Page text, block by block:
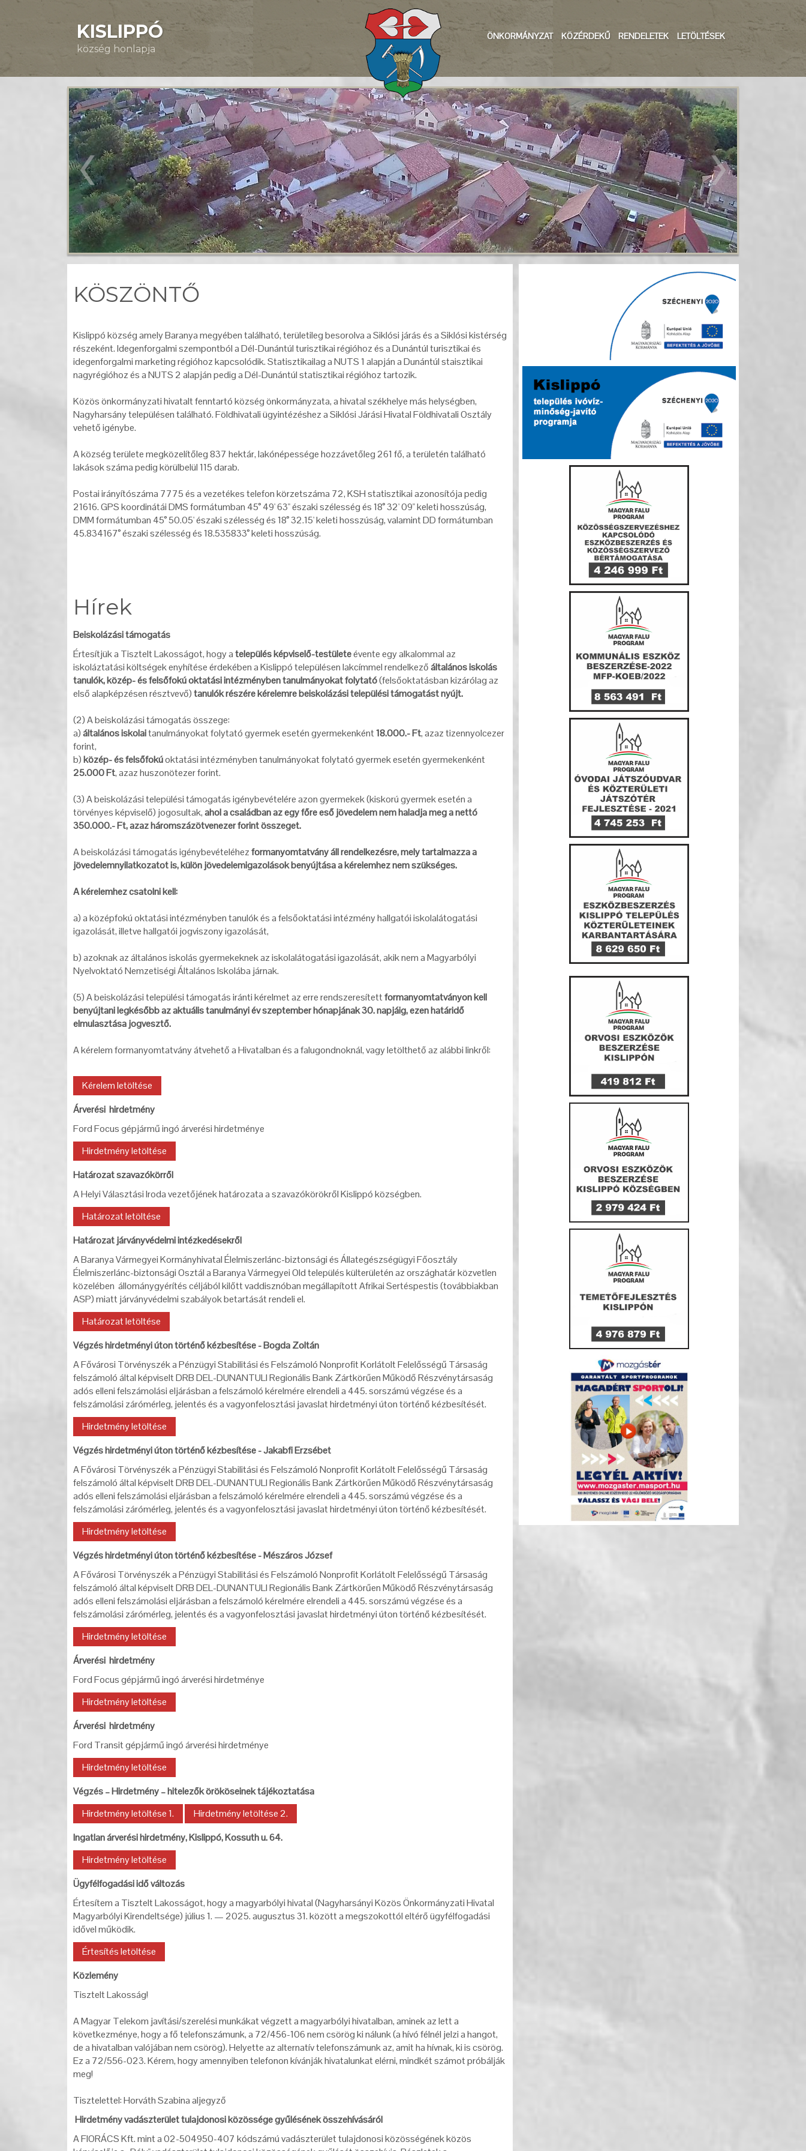
KISLIPPÓ
község honlapja
ÖNKORMÁNYZAT KÖZÉRDEKŰ RENDELETEK LETÖLTÉSEK
KÖSZÖNTŐ
Kislippó község amely Baranya megyében található, területileg besorolva a Siklósi járás és a Siklósi kistérség
részeként. Idegenforgalmi szempontból a Dél-Dunántúl turisztikai régióhoz és a Dunántúl turisztikai és
idegenforgalmi marketing régióhoz kapcsolódik. Statisztikailag a NUTS 1 alapján a Dunántúl staisztikai
nagyrégióhoz és a NUTS 2 alapján pedig a Dél-Dunántúl statisztikai régióhoz tartozik.
Közös önkormányzati hivatalt fenntartó község önkormányzata, a hivatal székhelye más helységben,
Nagyharsány településen található. Földhivatali ügyintézéshez a Siklósi Járási Hivatal Földhivatali Osztály
vehető igénybe.
A község területe megközelítőleg 837 hektár, lakónépessége hozzávetőleg 261 fő, a területén található
lakások száma pedig körülbelül 115 darab.
Postai irányítószáma 7775 és a vezetékes telefon körzetszáma 72, KSH statisztikai azonosítója pedig
21616. GPS koordinátái DMS formátumban 45° 49' 63" északi szélesség és 18° 32' 09" keleti hosszúság,
DMM formátumban 45° 50.05' északi szélesség és 18° 32.15' keleti hosszúság, valamint DD formátumban
45.834167° északi szélesség és 18.535833° keleti hosszúság.
Hírek
Beiskolázási támogatás
Értesítjük a Tisztelt Lakosságot, hogy atelepülés képviselő-testületeévente egy alkalommal az
iskoláztatási költségek enyhítése érdekében a Kislippó településen lakcímmel rendelkezőáltalános iskolás
tanulók, közép- és felsőfokú oktatási intézményben tanulmányokat folytató(felsőoktatásban kizárólag az
első alapképzésen résztvevő)tanulók részére kérelemre beiskolázási települési támogatást nyújt.
(2) A beiskolázási támogatás összege:
a)általános iskolaitanulmányokat folytató gyermek esetén gyermekenként18.000.- Ft, azaz tizennyolcezer
forint,
b)közép- és felsőfokúoktatási intézményben tanulmányokat folytató gyermek esetén gyermekenként
25.000 Ft, azaz huszonötezer forint.
(3) A beiskolázási települési támogatás igénybevételére azon gyermekek (kiskorú gyermek esetén a
törvényes képviselő) jogosultak,ahol a családban az egy főre eső jövedelem nem haladja meg a nettó
350.000.- Ft, azaz háromszázötvenezer forint összeget.
A beiskolázási támogatás igénybevételéhezformanyomtatvány áll rendelkezésre, mely tartalmazza a
jövedelemnyilatkozatot is, külön jövedelemigazolások benyújtása a kérelemhez nem szükséges.
A kérelemhez csatolni kell:
a) a középfokú oktatási intézményben tanulók és a felsőoktatási intézmény hallgatói iskolalátogatási
igazolását, illetve hallgatói jogviszony igazolását,
b) azoknak az általános iskolás gyermekeknek az iskolalátogatási igazolását, akik nem a Magyarbólyi
Nyelvoktató Nemzetiségi Általános Iskolába járnak.
(5) A beiskolázási települési támogatás iránti kérelmet az erre rendszeresítettformanyomtatványon kell
benyújtani legkésőbb az aktuális tanulmányi év szeptember hónapjának 30. napjáig, ezen határidő
elmulasztása jogvesztő.
A kérelem formanyomtatvány átvehető a Hivatalban és a falugondnoknál, vagy letölthető az alábbi linkről:
Kérelem letöltése
Árverési hirdetmény
Ford Focus gépjármű ingó árverési hirdetménye
Hirdetmény letöltése
Határozat szavazókörről
A Helyi Választási Iroda vezetőjének határozata a szavazókörökről Kislippó községben.
Határozat letöltése
Határozat járványvédelmi intézkedésekről
A Baranya Vármegyei Kormányhivatal Élelmiszerlánc-biztonsági és Állategészségügyi Főosztály
Élelmiszerlánc-biztonsági Osztál a Baranya Vármegyei Old település külterületén az országhatár közvetlen
közelében állománygyérítés céljából kilőtt vaddisznóban megállapított Afrikai Sertéspestis (továbbiakban
ASP) miatt járványvédelmi szabályok betartását rendeli el.
Határozat letöltése
Végzés hirdetményi úton történő kézbesítése - Bogda Zoltán
A Fővárosi Törvényszék a Pénzügyi Stabilitási és Felszámoló Nonprofit Korlátolt Felelősségű Társaság
felszámoló által képviselt DRB DEL-DUNANTULI Regionális Bank Zártkörűen Működő Részvénytársaság
adós elleni felszámolási eljárásban a felszámoló kérelmére elrendeli a 445. sorszámú végzése és a
felszámolási zárómérleg, jelentés és a vagyonfelosztási javaslat hirdetményi úton történő kézbesítését.
Hirdetmény letöltése
Végzés hirdetményi úton történő kézbesítése - Jakabfi Erzsébet
A Fővárosi Törvényszék a Pénzügyi Stabilitási és Felszámoló Nonprofit Korlátolt Felelősségű Társaság
felszámoló által képviselt DRB DEL-DUNANTULI Regionális Bank Zártkörűen Működő Részvénytársaság
adós elleni felszámolási eljárásban a felszámoló kérelmére elrendeli a 445. sorszámú végzése és a
felszámolási zárómérleg, jelentés és a vagyonfelosztási javaslat hirdetményi úton történő kézbesítését.
Hirdetmény letöltése
Végzés hirdetményi úton történő kézbesítése - Mészáros József
A Fővárosi Törvényszék a Pénzügyi Stabilitási és Felszámoló Nonprofit Korlátolt Felelősségű Társaság
felszámoló által képviselt DRB DEL-DUNANTULI Regionális Bank Zártkörűen Működő Részvénytársaság
adós elleni felszámolási eljárásban a felszámoló kérelmére elrendeli a 445. sorszámú végzése és a
felszámolási zárómérleg, jelentés és a vagyonfelosztási javaslat hirdetményi úton történő kézbesítését.
Hirdetmény letöltése
Árverési hirdetmény
Ford Focus gépjármű ingó árverési hirdetménye
Hirdetmény letöltése
Árverési hirdetmény
Ford Transit gépjármű ingó árverési hirdetménye
Hirdetmény letöltése
Végzés – Hirdetmény – hitelezők örököseinek tájékoztatása
Hirdetmény letöltése 1.
Hirdetmény letöltése 2.
Ingatlan árverési hirdetmény, Kislippó, Kossuth u. 64.
Hirdetmény letöltése
Ügyfélfogadási idő változás
Értesítem a Tisztelt Lakosságot, hogy a magyarbólyi hivatal (Nagyharsányi Közös Önkormányzati Hivatal
Magyarbólyi Kirendeltsége) július 1. — 2025. augusztus 31. között a megszokottól eltérő ügyfélfogadási
idővel működik.
Értesítés letöltése
Közlemény
Tisztelt Lakosság!
A Magyar Telekom javítási/szerelési munkákat végzett a magyarbólyi hivatalban, aminek az lett a
következménye, hogy a fő telefonszámunk, a 72/456-106 nem csörög ki nálunk (a hívó félnél jelzi a hangot,
de a hivatalban valójában nem csörög). Helyette az alternatív telefonszámunk az, amit ha hívnak, ki is csörög.
Ez a 72/556-023. Kérem, hogy amennyiben telefonon kívánják hivatalunkat elérni, mindkét számot próbálják
meg!
Tisztelettel: Horváth Szabina aljegyző
Hirdetmény vadászterület tulajdonosi közössége gyűlésének összehívásáról
A FIORÁCS Kft. mint a 02-504950-407 kódszámú vadászterület tulajdonosi közösségének közös